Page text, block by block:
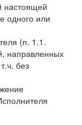
настоящей
одного или
(п. 1.1.
направленных
без